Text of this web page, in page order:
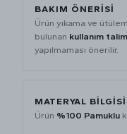
BAKIM ÖNERİSİ
Ürün yıkama ve
bulunan kullanım
yapılmaması önerilir.
MATERYAL BİLGİSİ
Ürün %100 Pamuklu